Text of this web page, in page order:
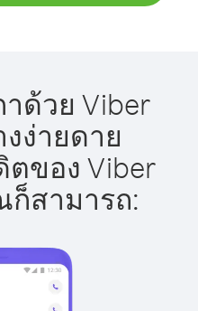
ด้วย Viber
ง่ายดาย
ของ Viber
สามารถ: